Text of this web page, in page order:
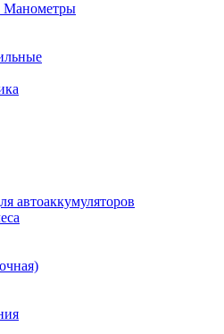
Манометры
автоаккумуляторов